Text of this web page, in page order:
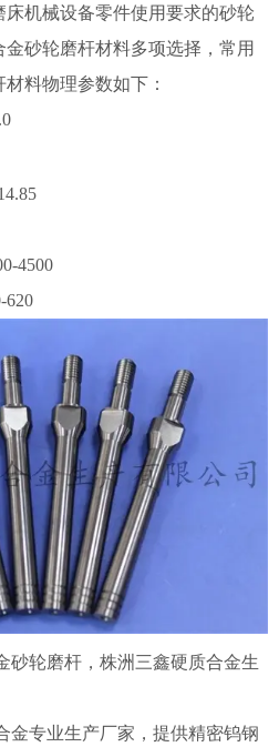
机械设备零件使用要求的砂轮
砂轮磨杆材料多项选择，常用
料物理参数如下：
4500
砂轮磨杆，株洲三鑫硬质合金生
专业生产厂家，提供精密钨钢